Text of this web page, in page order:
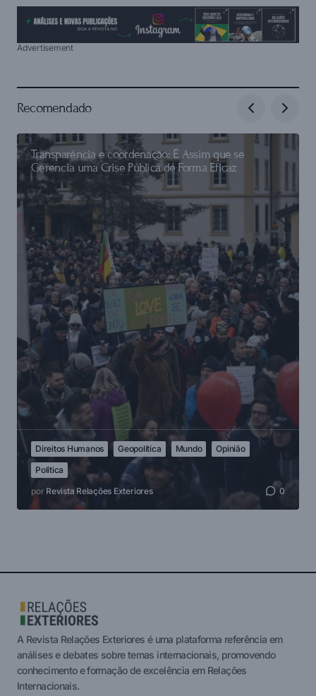
Advertisement
Recomendado
Transparência e coordenação: É Assim que se
Gerencia uma Crise Pública de Forma Eficaz
Direitos Humanos Geopolítica Mundo
Opinião
Política
por Revista Relações Exteriores 0
A Revista Relações Exteriores é uma plataforma referência em
análises e debates sobre temas internacionais, promovendo
conhecimento e formação de excelência em Relações
Internacionais.